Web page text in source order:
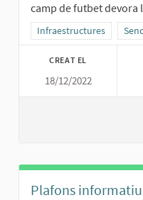
camp de futbet devora
Resultats al filtrar per la
Infraestructures
CREAT EL
18/12/2022
Plafons